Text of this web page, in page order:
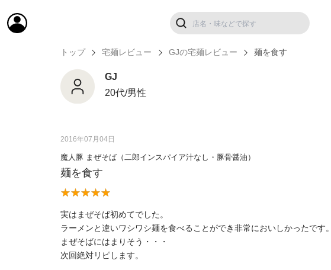
トップ 宅麺レビュー GJの宅麺レビュー 麺を食す
GJ
20代/男性
2016年07月04日
魔人豚 まぜそば（二郎インスパイア汁なし・豚骨醤油）
麺を食す
実はまぜそば初めてでした。
ラーメンと違いワシワシ麺を食べることができ非常においしかったです。
まぜそばにはまりそう・・・
次回絶対リピします。